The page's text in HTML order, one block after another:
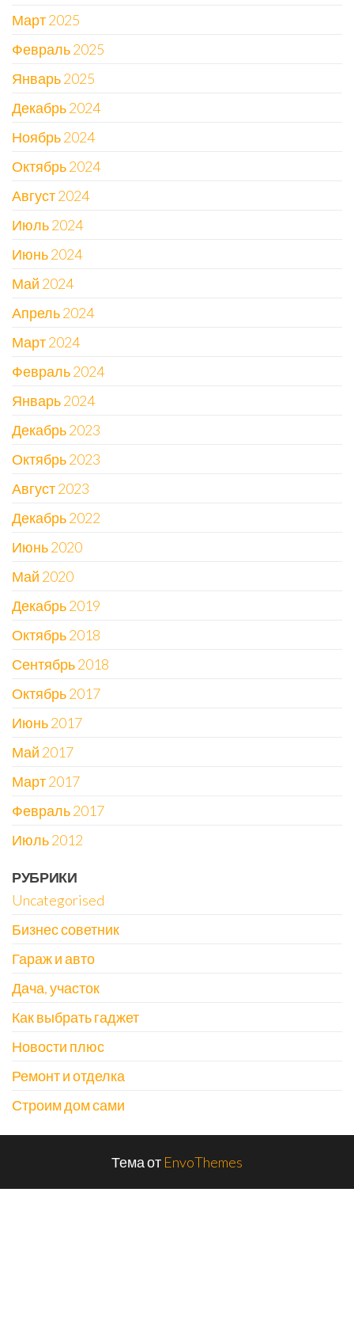
Март 2025
Февраль 2025
Январь 2025
Декабрь 2024
Ноябрь 2024
Октябрь 2024
Август 2024
Июль 2024
Июнь 2024
Май 2024
Апрель 2024
Март 2024
Февраль 2024
Январь 2024
Декабрь 2023
Октябрь 2023
Август 2023
Декабрь 2022
Июнь 2020
Май 2020
Декабрь 2019
Октябрь 2018
Сентябрь 2018
Октябрь 2017
Июнь 2017
Май 2017
Март 2017
Февраль 2017
Июль 2012
РУБРИКИ
Uncategorised
Бизнес советник
Гараж и авто
Дача, участок
Как выбрать гаджет
Новости плюс
Ремонт и отделка
Строим дом сами
Тема от EnvoThemes